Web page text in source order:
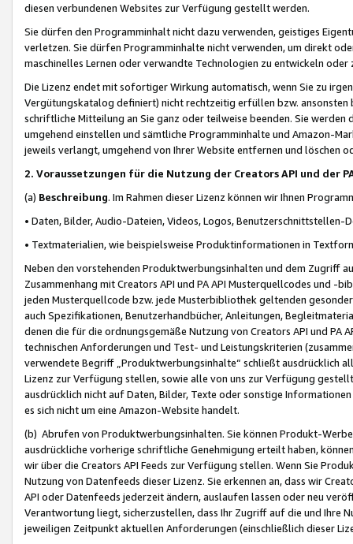
diesen verbundenen Websites zur Verfügung gestellt werden.
Sie dürfen den Programminhalt nicht dazu verwenden, geistiges
verletzen. Sie dürfen Programminhalte nicht verwenden, um direkt
maschinelles Lernen oder verwandte Technologien zu entwickeln
Die Lizenz endet mit sofortiger Wirkung automatisch, wenn Sie zu
Vergütungskatalog definiert) nicht rechtzeitig erfüllen bzw. ansonsten
schriftliche Mitteilung an Sie ganz oder teilweise beenden. Sie werden
umgehend einstellen und sämtliche Programminhalte und Amazon-
jeweils verlangt, umgehend von Ihrer Website entfernen und löschen
2. Voraussetzungen für die Nutzung der Creators API und der
(a) Beschreibung. Im Rahmen dieser Lizenz können wir Ihnen
• Daten, Bilder, Audio-Dateien, Videos, Logos, Benutzerschnittstellen-
• Textmaterialien, wie beispielsweise Produktinformationen in
Neben den vorstehenden Produktwerbungsinhalten und dem Zugriff
Zusammenhang mit Creators API und PA API Musterquellcodes und
jeden Musterquellcode bzw. jede Musterbibliothek geltenden
auch Spezifikationen, Benutzerhandbücher, Anleitungen,
denen die für die ordnungsgemäße Nutzung von Creators API und PA
technischen Anforderungen und Test- und Leistungskriterien
verwendete Begriff „Produktwerbungsinhalte“ schließt ausdrücklich
Lizenz zur Verfügung stellen, sowie alle von uns zur Verfügung
ausdrücklich nicht auf Daten, Bilder, Texte oder sonstige
es sich nicht um eine Amazon-Website handelt.
(b) Abrufen von Produktwerbungsinhalten. Sie können Produkt-
ausdrückliche vorherige schriftliche Genehmigung erteilt haben,
wir über die Creators API Feeds zur Verfügung stellen. Wenn Sie
Nutzung von Datenfeeds dieser Lizenz. Sie erkennen an, dass wir
API oder Datenfeeds jederzeit ändern, auslaufen lassen oder neu
Verantwortung liegt, sicherzustellen, dass Ihr Zugriff auf die und Ihre
jeweiligen Zeitpunkt aktuellen Anforderungen (einschließlich dieser